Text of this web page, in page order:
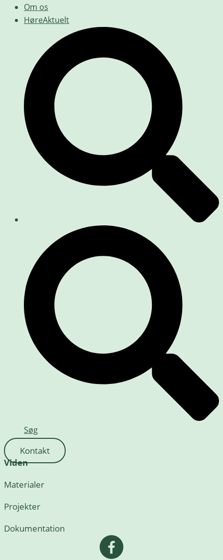
Om os
HøreAktuelt
Søg
Kontakt
Viden
Materialer
Projekter
Dokumentation